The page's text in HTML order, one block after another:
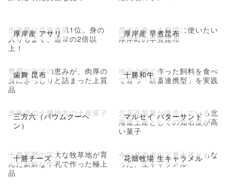
厚岸産 アサリ
生産量は北海道第1位。身の
入りもよく、通常の2倍以
上！
厚岸産 早煮昆布
昆布を食べる料理に使いたい
厚岸町の早煮昆布
歯舞 昆布
豊潤な海洋の恵みが、肉厚の
身にぎっしりと詰まった上質
品
十勝和牛
地元の畑で作った飼料を食べ
て育つ「耕畜連携型」を実践
三方六（バウムクーヘ
ン）
北海道の十勝地方の土産菓子 マルセイ バターサンド
六花亭製菓が販売している北
海道土産としての知名度が高
い菓子
十勝チーズ
十勝平野の広大な牧草地が育
んだ新鮮な牛乳で作った極上
品
花畑牧場 生キャラメル
今や北海道の定番土産ともな
った、生キャラメル